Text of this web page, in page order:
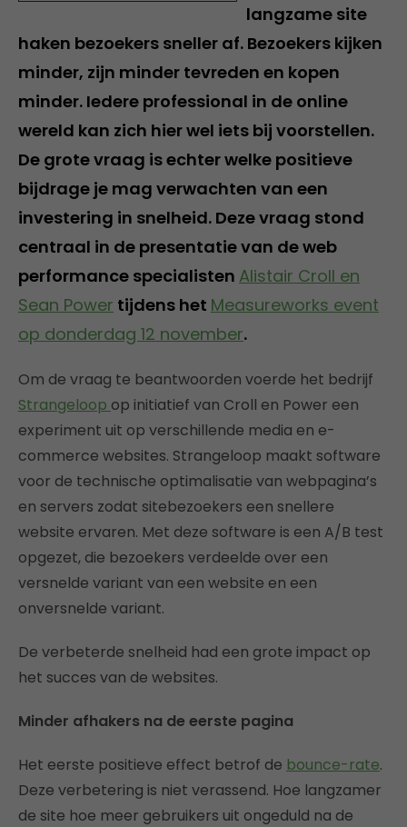
langzame site
haken bezoekers sneller af. Bezoekers kijken
minder, zijn minder tevreden en kopen
minder. Iedere professional in de online
wereld kan zich hier wel iets bij voorstellen.
De grote vraag is echter welke positieve
bijdrage je mag verwachten van een
investering in snelheid. Deze vraag stond
centraal in de presentatie van de web
performance specialisten Alistair Croll en
Sean Power tijdens het Measureworks event
op donderdag 12 november.
Om de vraag te beantwoorden voerde het bedrijf
Strangeloop op initiatief van Croll en Power een
experiment uit op verschillende media en e-
commerce websites. Strangeloop maakt software
voor de technische optimalisatie van webpagina’s
en servers zodat sitebezoekers een snellere
website ervaren. Met deze software is een A/B test
opgezet, die bezoekers verdeelde over een
versnelde variant van een website en een
onversnelde variant.
De verbeterde snelheid had een grote impact op
het succes van de websites.
Minder afhakers na de eerste pagina
Het eerste positieve effect betrof de bounce-rate.
Deze verbetering is niet verassend. Hoe langzamer
de site hoe meer gebruikers uit ongeduld na de